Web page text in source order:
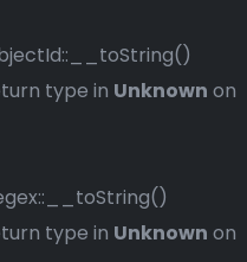
type in Unknown on
type in Unknown on